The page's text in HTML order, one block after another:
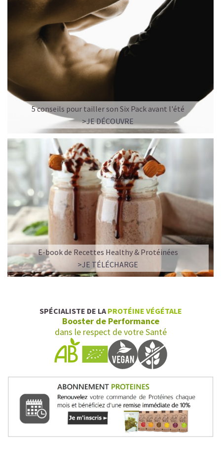
5 conseils pour tailler son Six Pack avant l'été
>JE DÉCOUVRE
E-book de Recettes Healthy & Protéinées
>JE TÉLÉCHARGE
SPÉCIALISTE DE LA PROTÉINE VÉGÉTALE
Booster de Performance
dans le respect de votre Santé